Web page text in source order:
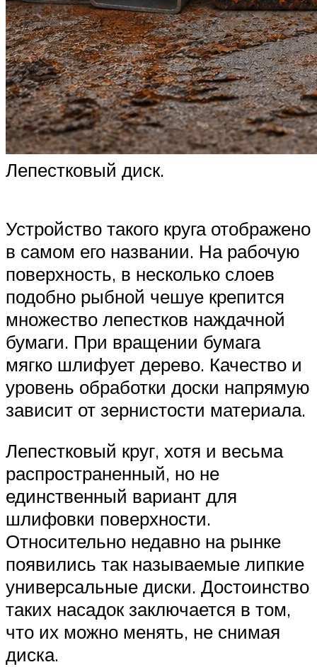
Лепестковый диск.
Устройство такого круга отображено
в самом его названии. На рабочую
поверхность, в несколько слоев
подобно рыбной чешуе крепится
множество лепестков наждачной
бумаги. При вращении бумага
мягко шлифует дерево. Качество и
уровень обработки доски напрямую
зависит от зернистости материала.
Лепестковый круг, хотя и весьма
распространенный, но не
единственный вариант для
шлифовки поверхности.
Относительно недавно на рынке
появились так называемые липкие
универсальные диски. Достоинство
таких насадок заключается в том,
что их можно менять, не снимая
диска.